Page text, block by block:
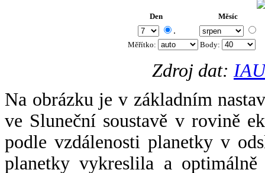
Den Měsíc
.
Měřítko: Body:
Zdroj dat:
Na obrázku je v základním
ve Sluneční soustavě v rovině
podle vzdálenosti planetky v
planetky vykreslila a